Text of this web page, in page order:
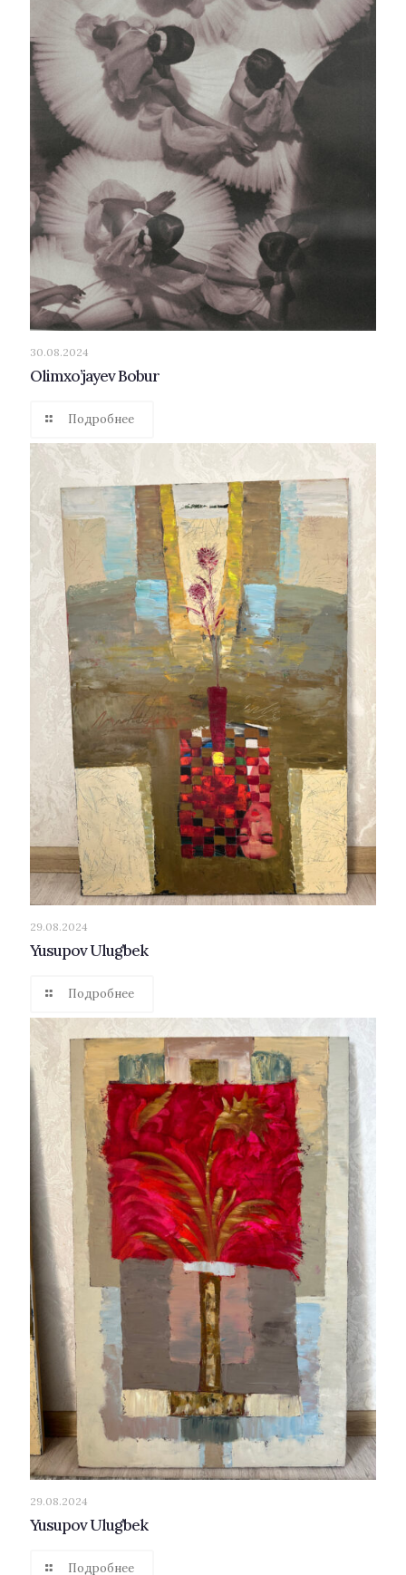
30.08.2024
Olimxo’jayev Bobur
Подробнее
29.08.2024
Yusupov Ulug’bek
Подробнее
29.08.2024
Yusupov Ulug’bek
Подробнее